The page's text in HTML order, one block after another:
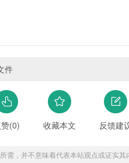
件
赞(0) 收藏本文 反馈建
需，并不意味着代表本站观点或证实